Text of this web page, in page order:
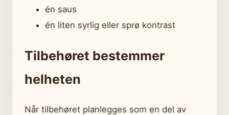
én saus
én liten syrlig eller sprø kontrast
Tilbehøret bestemmer
helheten
Når tilbehøret planlegges som en del av